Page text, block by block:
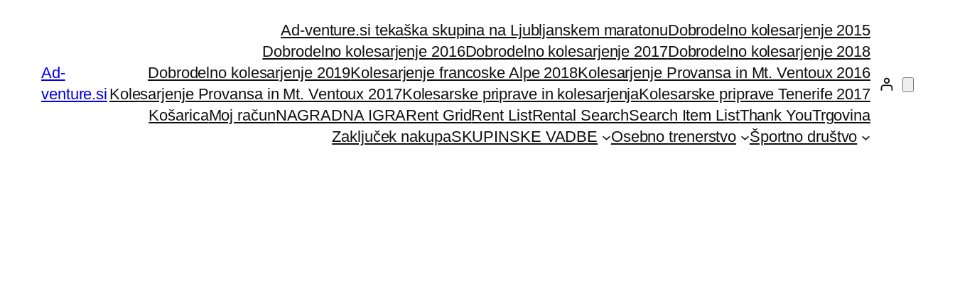
Ad-
venture.si
Ad-venture.si tekaška skupina na Ljubljanskem maratonuDobrodelno kolesarjenje 2015
Dobrodelno kolesarjenje 2016Dobrodelno kolesarjenje 2017Dobrodelno kolesarjenje 2018
Dobrodelno kolesarjenje 2019Kolesarjenje francoske Alpe 2018Kolesarjenje Provansa in Mt. Ventoux 2016
Kolesarjenje Provansa in Mt. Ventoux 2017Kolesarske priprave in kolesarjenjaKolesarske priprave Tenerife 2017
KošaricaMoj računNAGRADNA IGRARent GridRent ListRental SearchSearch Item ListThank YouTrgovina
Zaključek nakupaSKUPINSKE VADBE Osebno trenerstvo Športno društvo